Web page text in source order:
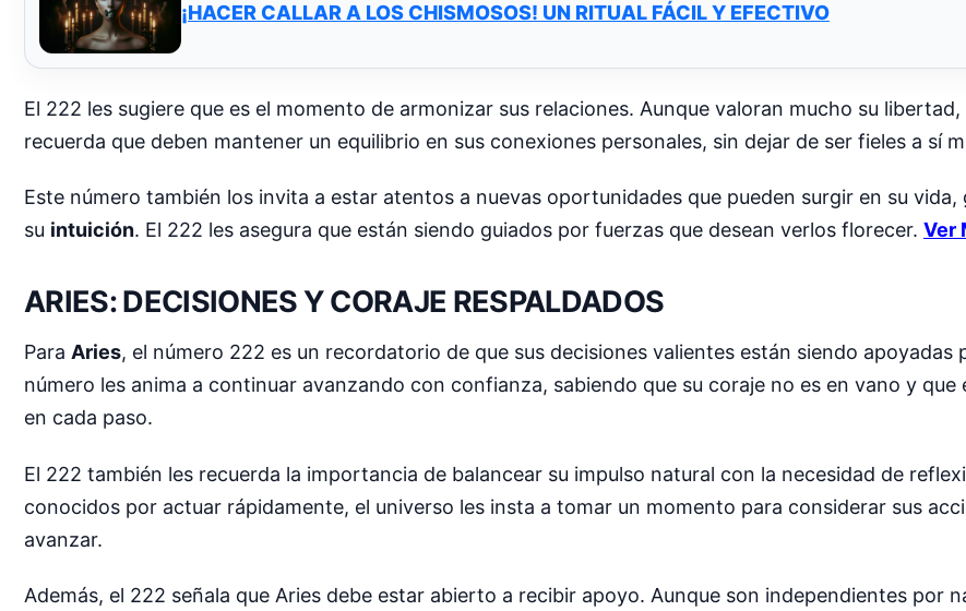
¡HACER CALLAR A LOS CHISMOSOS! UN RITUAL FÁCIL Y EFECTIVO
El 222 les sugiere que es el momento de armonizar sus relaciones. Aunque valoran mucho su libertad,
recuerda que deben mantener un equilibrio en sus conexiones personales, sin dejar de ser fieles a sí
Este número también los invita a estar atentos a nuevas oportunidades que pueden surgir en su vida,
su intuición. El 222 les asegura que están siendo guiados por fuerzas que desean verlos florecer. Ver
ARIES: DECISIONES Y CORAJE RESPALDADOS
Para Aries, el número 222 es un recordatorio de que sus decisiones valientes están siendo apoyadas
número les anima a continuar avanzando con confianza, sabiendo que su coraje no es en vano y que
en cada paso.
El 222 también les recuerda la importancia de balancear su impulso natural con la necesidad de
conocidos por actuar rápidamente, el universo les insta a tomar un momento para considerar sus
avanzar.
Además, el 222 señala que Aries debe estar abierto a recibir apoyo. Aunque son independientes por